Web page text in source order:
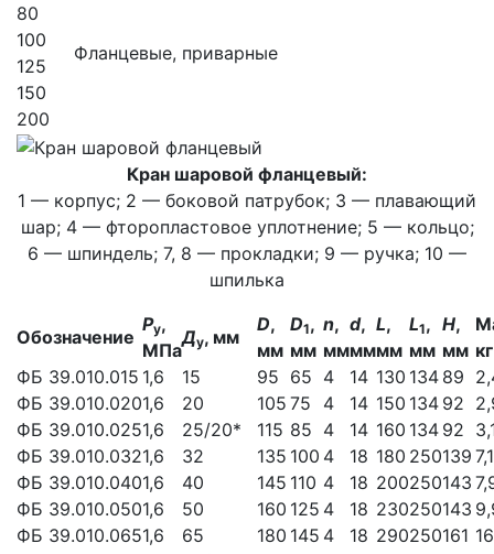
Фланцевые, приварные
80
100
125
150
200
Кран шаровой фланцевый:
1 — корпус; 2 — боковой патрубок; 3 — плавающий
шар; 4 — фторопластовое уплотнение; 5 — кольцо;
6 — шпиндель; 7, 8 — прокладки; 9 — ручка; 10 —
шпилька
Обозначение
Pу,
МПа
Ду, мм
D,
мм
D1,
мм
n,
мм
d,
мм
L,
мм
L1,
мм
H,
мм кг
ФБ 39.010.015 1,6 15 95 65 4 14 130 134 89
ФБ 39.010.0201,6 20 105 75 4 14 150 134 92
ФБ 39.010.0251,6 25/20* 115 85 4 14 160 134 92
ФБ 39.010.0321,6 32 135 100 4 18 180 250139 7,1
ФБ 39.010.0401,6 40 145 110 4 18 200250143
ФБ 39.010.0501,6 50 160 125 4 18 230250143
ФБ 39.010.0651,6 65 180 145 4 18 290250161